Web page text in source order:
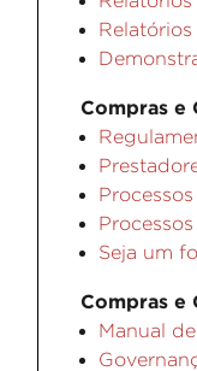
Compras e
Seja um
Compras e
Manual